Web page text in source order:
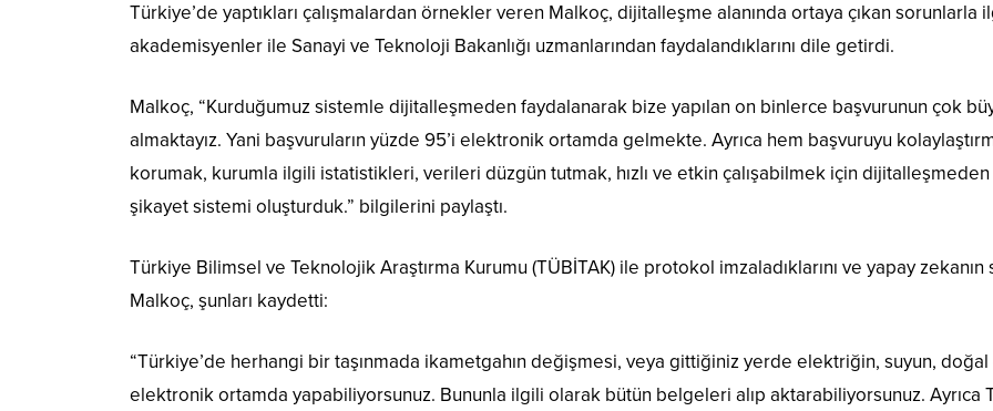
Türkiye’de yaptıkları çalışmalardan örnekler veren Malkoç, dijitalleşme alanında ortaya çıkan
akademisyenler ile Sanayi ve Teknoloji Bakanlığı uzmanlarından faydalandıklarını dile getirdi.
Malkoç, “Kurduğumuz sistemle dijitalleşmeden faydalanarak bize yapılan on binlerce başvurunun çok
almaktayız. Yani başvuruların yüzde 95’i elektronik ortamda gelmekte. Ayrıca hem başvuruyu
korumak, kurumla ilgili istatistikleri, verileri düzgün tutmak, hızlı ve etkin çalışabilmek için
şikayet sistemi oluşturduk.” bilgilerini paylaştı.
Türkiye Bilimsel ve Teknolojik Araştırma Kurumu (TÜBİTAK) ile protokol imzaladıklarını ve yapay zekanın
Malkoç, şunları kaydetti:
“Türkiye’de herhangi bir taşınmada ikametgahın değişmesi, veya gittiğiniz yerde elektriğin, suyun, doğal
elektronik ortamda yapabiliyorsunuz. Bununla ilgili olarak bütün belgeleri alıp aktarabiliyorsunuz. Ayrıca